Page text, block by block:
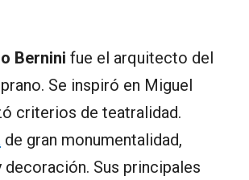
Bernini fue el arquitecto del
Se inspiró en Miguel
criterios de teatralidad.
de gran monumentalidad,
decoración. Sus principales